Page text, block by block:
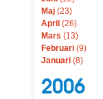
Maj (23)
April (26)
Mars (13)
Februari (9)
Januari (8)
2006